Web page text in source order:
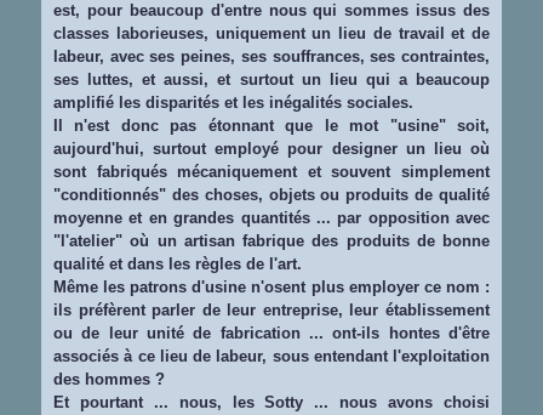
est, pour beaucoup d'entre nous qui sommes issus des
classes laborieuses, uniquement un lieu de travail et de
labeur, avec ses peines, ses souffrances, ses contraintes,
ses luttes, et aussi, et surtout un lieu qui a beaucoup
amplifié les disparités et les inégalités sociales.
Il n'est donc pas étonnant que le mot "usine" soit,
aujourd'hui, surtout employé pour designer un lieu où
sont fabriqués mécaniquement et souvent simplement
"conditionnés" des choses, objets ou produits de qualité
moyenne et en grandes quantités ... par opposition avec
"l'atelier" où un artisan fabrique des produits de bonne
qualité et dans les règles de l'art.
Même les patrons d'usine n'osent plus employer ce nom :
ils préfèrent parler de leur entreprise, leur établissement
ou de leur unité de fabrication ... ont-ils hontes d'être
associés à ce lieu de labeur, sous entendant l'exploitation
des hommes ?
Et pourtant ... nous, les Sotty ... nous avons choisi